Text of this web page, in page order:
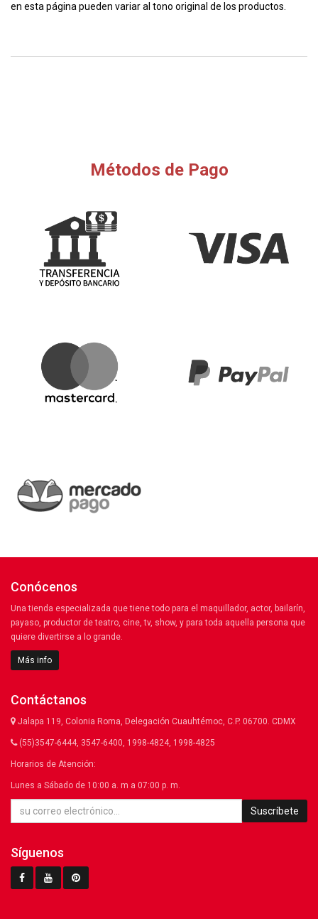
en esta página pueden variar al tono original de los productos.
Métodos de Pago
Conócenos
Una tienda especializada que tiene todo para el maquillador, actor, bailarín,
payaso, productor de teatro, cine, tv, show, y para toda aquella persona que
quiere divertirse a lo grande.
Más info
Contáctanos
Jalapa 119, Colonia Roma, Delegación Cuauhtémoc, C.P. 06700. CDMX
(55)3547-6444, 3547-6400, 1998-4824, 1998-4825
Horarios de Atención:
Lunes a Sábado de 10:00 a. m a 07:00 p. m.
Suscríbete
Síguenos